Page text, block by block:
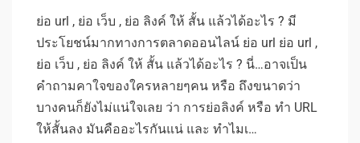
ย่อ url , ย่อ เว็บ , ย่อ ลิงค์ ให้ สั้น แล้วได้อะไร ? มี
ประโยชน์มากทางการตลาดออนไลน์ ย่อ url ย่อ url ,
ย่อ เว็บ , ย่อ ลิงค์ ให้ สั้น แล้วได้อะไร ? นี่…อาจเป็น
คำถามคาใจของใครหลายๆคน หรือ ถึงขนาดว่า
บางคนก็ยังไม่แน่ใจเลย ว่า การย่อลิงค์ หรือ ทำ URL
ให้สั้นลง มันคืออะไรกันแน่ และ ทำไมเ…